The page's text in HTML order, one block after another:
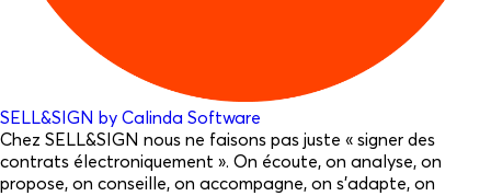
SELL&SIGN by Calinda Software
Chez SELL&SIGN nous ne faisons pas juste « signer des
contrats électroniquement ». On écoute, on analyse, on
propose, on conseille, on accompagne, on s’adapte, on